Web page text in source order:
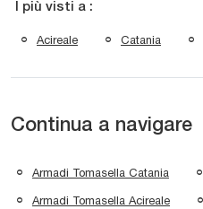
I più visti a :
Acireale Catania
Continua a navigare
Armadi Tomasella Catania
Armadi Tomasella Acireale